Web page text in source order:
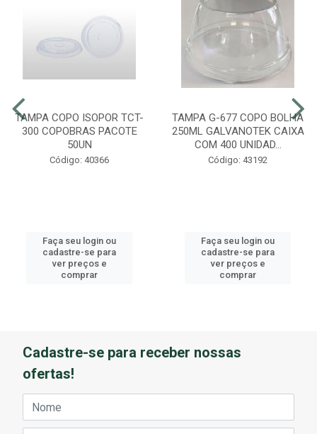
TAMPA COPO ISOPOR TCT-
300 COPOBRAS PACOTE
50UN
Código: 40366
Faça seu login ou
cadastre-se para
ver preços e
comprar
TAMPA G-677 COPO BOLHA
250ML GALVANOTEK CAIXA
COM 400 UNIDAD...
Código: 43192
Faça seu login ou
cadastre-se para
ver preços e
comprar
Cadastre-se para receber nossas
ofertas!